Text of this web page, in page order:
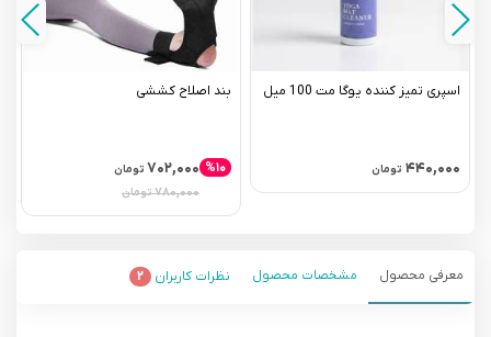
اسپری تمیز کننده یوگا مت 100 میل
۴۴۰,۰۰۰ تومان
بند اصلاح کششی
۷۰۲,۰۰۰ تومان
۷۸۰,۰۰۰تومان
%۱۰
معرفی محصول مشخصات محصول نظرات کاربران ۲